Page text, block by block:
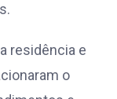
residência e
o